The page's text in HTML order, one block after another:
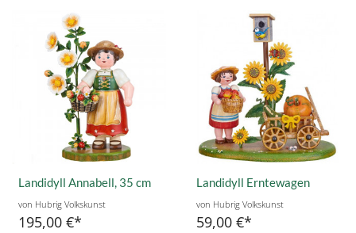
Landidyll Annabell, 35 cm
von Hubrig Volkskunst
195,00 €
Landidyll Erntewagen
von Hubrig Volkskunst
59,00 €